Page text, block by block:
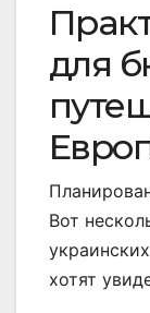
для
Вот
хотят